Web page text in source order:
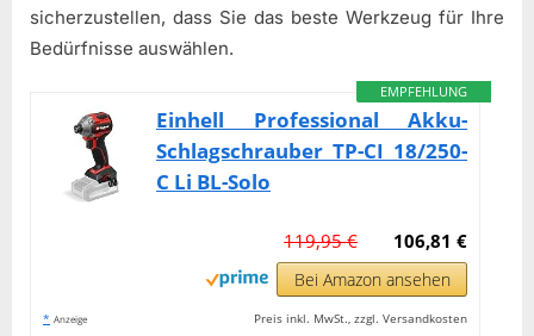
sicherzustellen, dass Sie das beste Werkzeug für Ihre
Bedürfnisse auswählen.
EMPFEHLUNG
Einhell Professional Akku-
Schlagschrauber TP-CI 18/250-
C Li BL-Solo
106,81 €
119,95 €
Bei Amazon ansehen
* Anzeige Preis inkl. MwSt., zzgl. Versandkosten